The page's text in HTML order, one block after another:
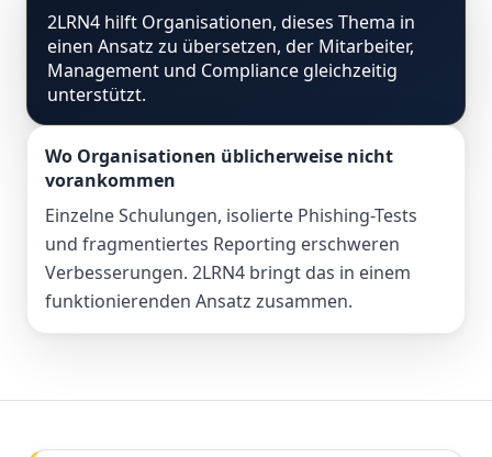
2LRN4 hilft Organisationen, dieses Thema in
einen Ansatz zu übersetzen, der Mitarbeiter,
Management und Compliance gleichzeitig
unterstützt.
Wo Organisationen üblicherweise nicht
vorankommen
Einzelne Schulungen, isolierte Phishing-Tests
und fragmentiertes Reporting erschweren
Verbesserungen. 2LRN4 bringt das in einem
funktionierenden Ansatz zusammen.